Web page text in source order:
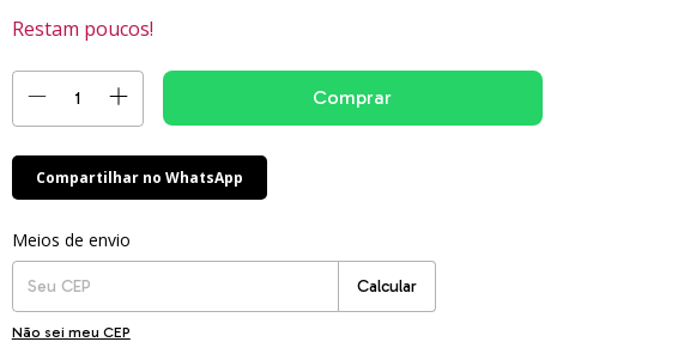
Restam poucos!
Compartilhar no WhatsApp
Entregas para o CEP:
Meios de envio
Calcular
Não sei meu CEP